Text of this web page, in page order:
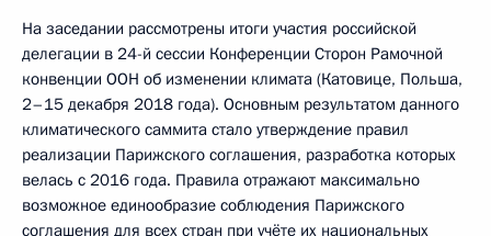
На заседании рассмотрены итоги участия российской
делегации в 24-й сессии Конференции Сторон Рамочной
конвенции ООН об изменении климата (Катовице, Польша,
2–15 декабря 2018 года). Основным результатом данного
климатического саммита стало утверждение правил
реализации Парижского соглашения, разработка которых
велась с 2016 года. Правила отражают максимально
возможное единообразие соблюдения Парижского
соглашения для всех стран при учёте их национальных